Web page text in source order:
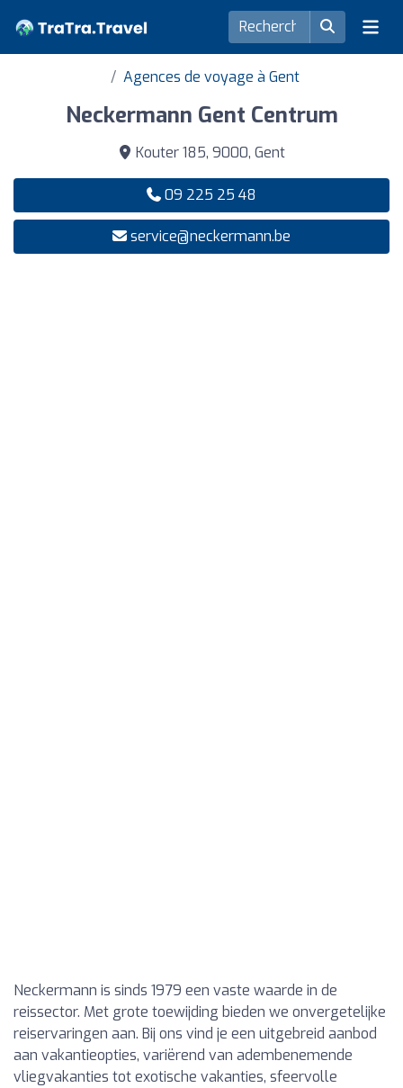
Agences de voyage à Gent
Neckermann Gent Centrum
Kouter 185, 9000, Gent
09 225 25 48
service@neckermann.be
Neckermann is sinds 1979 een vaste waarde in de
reissector. Met grote toewijding bieden we onvergetelijke
reiservaringen aan. Bij ons vind je een uitgebreid aanbod
aan vakantieopties, variërend van adembenemende
vliegvakanties tot exotische vakanties, sfeervolle